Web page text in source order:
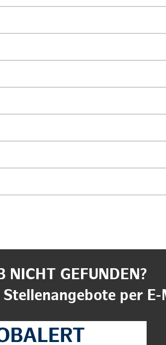
NICHT GEFUNDEN?
per E-